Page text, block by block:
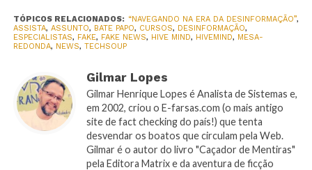
TÓPICOS RELACIONADOS: “NAVEGANDO NA ERA DA DESINFORMAÇÃO”,
ASSISTA, ASSUNTO, BATE PAPO, CURSOS, DESINFORMAÇÃO,
ESPECIALISTAS, FAKE, FAKE NEWS, HIVE MIND, HIVEMIND, MESA-
REDONDA, NEWS, TECHSOUP
Gilmar Lopes
Gilmar Henrique Lopes é Analista de Sistemas e,
em 2002, criou o E-farsas.com (o mais antigo
site de fact checking do país!) que tenta
desvendar os boatos que circulam pela Web.
Gilmar é o autor do livro "Caçador de Mentiras"
pela Editora Matrix e da aventura de ficção